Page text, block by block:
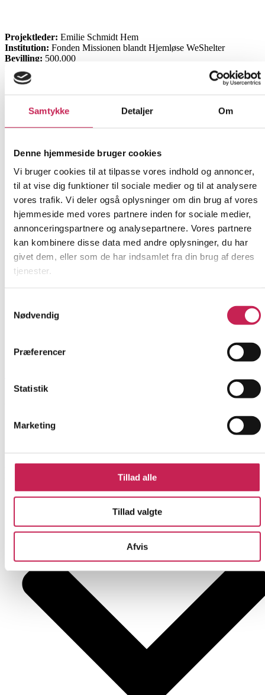
Samtykke Detaljer Om
Denne hjemmeside bruger cookies
Vi bruger cookies til at tilpasse vores indhold og annoncer,
til at vise dig funktioner til sociale medier og til at analysere
vores trafik. Vi deler også oplysninger om din brug af vores
hjemmeside med vores partnere inden for sociale medier,
annonceringspartnere og analysepartnere. Vores partnere
kan kombinere disse data med andre oplysninger, du har
givet dem, eller som de har indsamlet fra din brug af deres
tjenester.
Nødvendig
Præferencer
Statistik
Marketing
Tillad alle
Tillad valgte
Afvis
Projektleder: Emilie Schmidt Hem
Institution: Fonden Missionen blandt Hjemløse WeShelter
Bevilling: 500.000
Bevillingsår:
Sorg i fællesskaber – styrket recovery for kvinder med